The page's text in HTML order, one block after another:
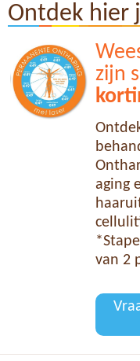
Ontdek hier
zijn
aging
van 2